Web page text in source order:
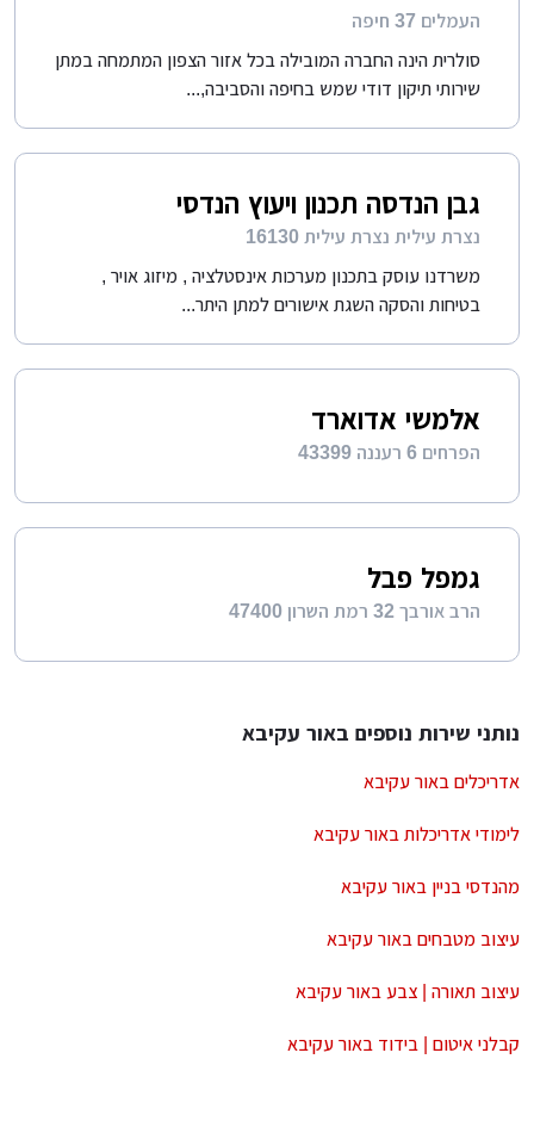
העמלים 37 חיפה
סולרית הינה החברה המובילה בכל אזור הצפון המתמחה במתן
שירותי תיקון דודי שמש בחיפה והסביבה,...
גבן הנדסה תכנון ויעוץ הנדסי
נצרת עילית נצרת עילית 16130
משרדנו עוסק בתכנון מערכות אינסטלציה , מיזוג אויר ,
בטיחות והסקה השגת אישורים למתן היתר...
אלמשי אדוארד
הפרחים 6 רעננה 43399
גמפל פבל
הרב אורבך 32 רמת השרון 47400
נותני שירות נוספים באור עקיבא
אדריכלים באור עקיבא
לימודי אדריכלות באור עקיבא
מהנדסי בניין באור עקיבא
עיצוב מטבחים באור עקיבא
עיצוב תאורה | צבע באור עקיבא
קבלני איטום | בידוד באור עקיבא